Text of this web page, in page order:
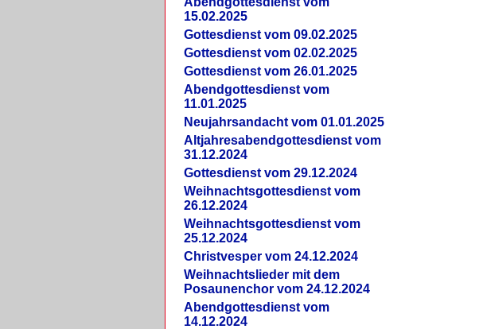
15.02.2025
Gottesdienst vom 09.02.2025
Gottesdienst vom 02.02.2025
Gottesdienst vom 26.01.2025
Abendgottesdienst vom
11.01.2025
Neujahrsandacht vom 01.01.2025
Altjahresabendgottesdienst vom
31.12.2024
Gottesdienst vom 29.12.2024
Weihnachtsgottesdienst vom
26.12.2024
Weihnachtsgottesdienst vom
25.12.2024
Christvesper vom 24.12.2024
Weihnachtslieder mit dem
Posaunenchor vom 24.12.2024
Abendgottesdienst vom
14.12.2024